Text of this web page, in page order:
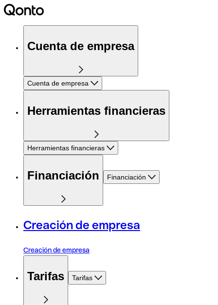
Cuenta de empresa
Cuenta de empresa
Herramientas financieras
Herramientas financieras
Financiación Financiación
Creación de empresa
Creación de empresa
Tarifas Tarifas